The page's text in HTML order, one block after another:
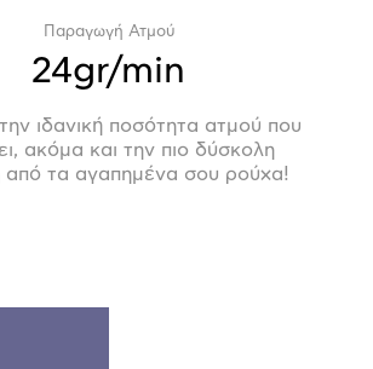
Παραγωγή Ατμού
24gr/min
ιδανική ποσότητα ατμού που
ακόμα και την πιο δύσκολη
από τα αγαπημένα σου ρούχα!